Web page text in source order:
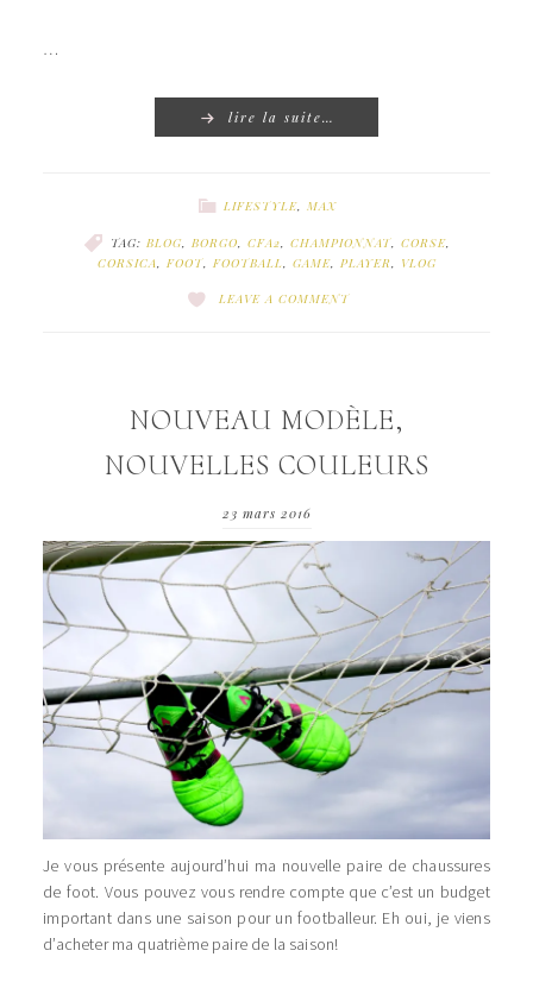
…
lire la suite…
LIFESTYLE, MAX
TAG: BLOG, BORGO, CFA2, CHAMPIONNAT, CORSE,
CORSICA, FOOT, FOOTBALL, GAME, PLAYER, VLOG
LEAVE A COMMENT
NOUVEAU MODÈLE,
NOUVELLES COULEURS
23 mars 2016
Je vous présente aujourd’hui ma nouvelle paire de chaussures
de foot. Vous pouvez vous rendre compte que c’est un budget
important dans une saison pour un footballeur. Eh oui, je viens
d’acheter ma quatrième paire de la saison!